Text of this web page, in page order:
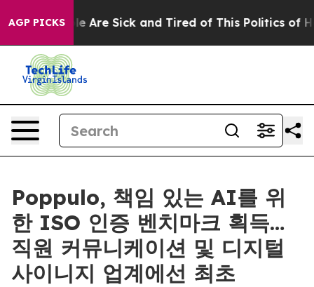
AGP PICKS
“People Are Sick and Tired of This Politics of
Poppulo, 책임 있는 AI를 위
한 ISO 인증 벤치마크 획득…
직원 커뮤니케이션 및 디지털
사이니지 업계에선 최초